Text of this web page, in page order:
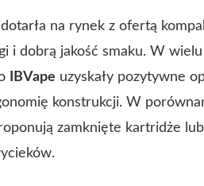
dotarła na rynek z ofertą
i dobrą jakość smaku. W
IBVape uzyskały pozytywne
konstrukcji. W
zamknięte kartridże